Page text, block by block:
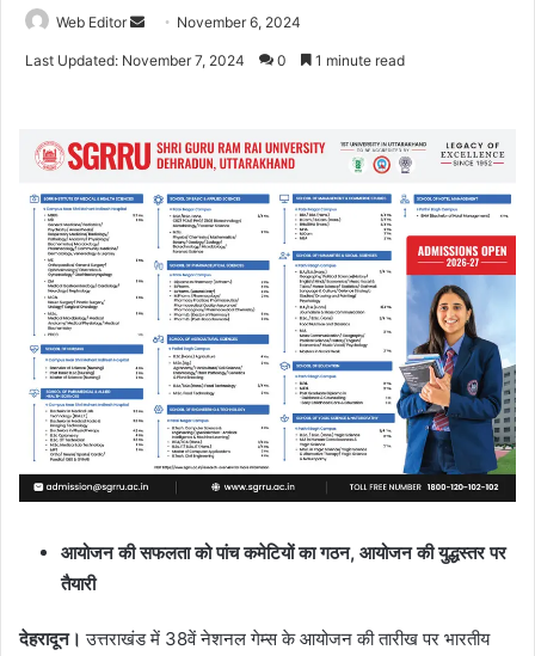
Web Editor
n
November 6, 2024
Last Updated: November 7, 2024 0 1 minute read
आयोजन की सफलता को पांच कमेटियों का गठन, आयोजन की युद्धस्तर पर
तैयारी
देहरादून। उत्तराखंड में 38वें नेशनल गेम्स के आयोजन की तारीख पर भारतीय